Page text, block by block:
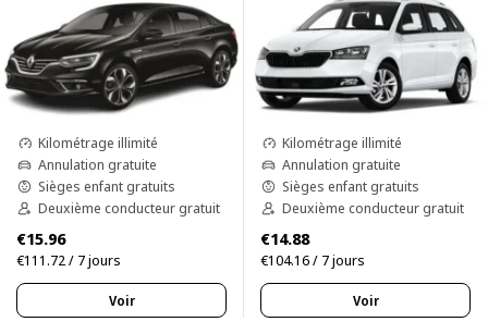
Kilométrage illimité
Annulation gratuite
Sièges enfant gratuits
Deuxième conducteur gratuit
€15.96
€111.72 / 7 jours
Voir
Kilométrage illimité
Annulation gratuite
Sièges enfant gratuits
Deuxième conducteur gratuit
€14.88
€104.16 / 7 jours
Voir